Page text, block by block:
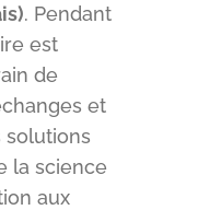
. Pendant
est
de
et
solutions
la science
aux